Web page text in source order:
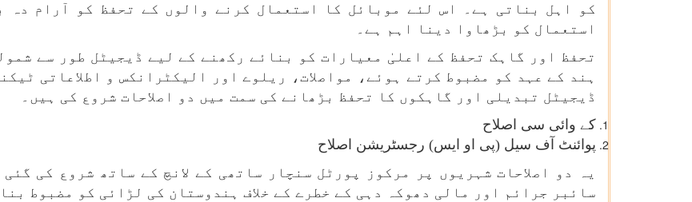
کو اہل بناتی ہے۔ اس لئے موبائل کا استعمال کرنے والوں کے تحفظ کو آرام دہ
استعمال کو بڑھاوا دینا اہم ہے۔
تحفظ اور گاہک تحفظ کے اعلیٰ معیارات کو بنائے رکھنے کے لیے ڈیجیٹل طور سے
ہند کے عہد کو مضبوط کرتے ہوئے، مواصلات، ریلوے اور الیکٹرانکس و اطلاعاتی
ڈیجیٹل تبدیلی اور گاہکوں کا تحفظ بڑھانے کی سمت میں دو اصلاحات شروع کی ہیں۔
کے وائی سی اصلاح
پوائنٹ آف سیل (پی او ایس) رجسٹریشن اصلاح
یہ دو اصلاحات شہریوں پر مرکوز پورٹل سنچار ساتھی کے لانچ کے ساتھ شروع کی
سائبر جرائم اور مالی دھوکہ دہی کے خطرے کے خلاف ہندوستان کی لڑائی کو مضبوط